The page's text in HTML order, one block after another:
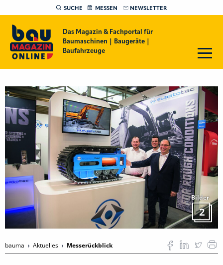
SUCHE MESSEN NEWSLETTER
Das Magazin & Fachportal für
Baumaschinen | Baugeräte |
Baufahrzeuge
Bilder
2
bauma Aktuelles Messerückblick